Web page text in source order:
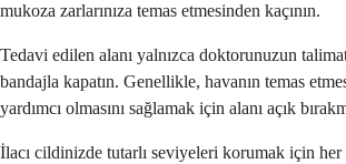
mukoza zarlarınıza temas etmesinden kaçının.
Tedavi edilen alanı yalnızca doktorunuzun
bandajla kapatın. Genellikle, havanın temas
yardımcı olmasını sağlamak için alanı açık
İlacı cildinizde tutarlı seviyeleri korumak için her